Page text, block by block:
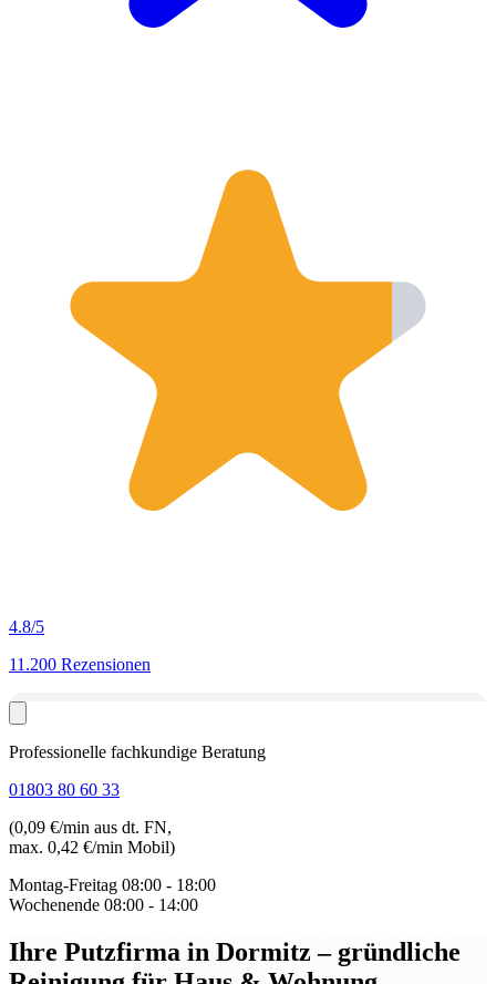
4.8/5
11.200 Rezensionen
Professionelle fachkundige Beratung
01803 80 60 33
(0,09 €/min aus dt. FN,
max. 0,42 €/min Mobil)
Montag-Freitag 08:00 - 18:00
Wochenende 08:00 - 14:00
Ihre Putzfirma in Dormitz– gründliche